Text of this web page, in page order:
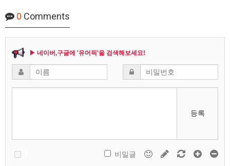
0 Comments
▶ 네이버,구글에 '유머픽'을 검색해보세요!
등록
비밀글